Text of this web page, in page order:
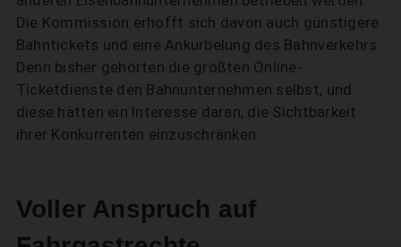
Die Kommission erhofft sich davon auch günstigere
Bahntickets und eine Ankurbelung des Bahnverkehrs.
Denn bisher gehörten die größten Online-
Ticketdienste den Bahnunternehmen selbst, und
diese hätten ein Interesse daran, die Sichtbarkeit
ihrer Konkurrenten einzuschränken.
Voller Anspruch auf